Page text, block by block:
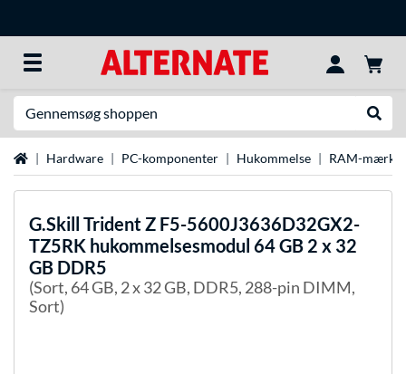
StartsideHardware PC-komponenter Hukommelse RAM-mærker
G.Skill Trident Z F5-5600J3636D32GX2-
TZ5RK hukommelsesmodul 64 GB 2 x 32
GB DDR5
(Sort, 64 GB, 2 x 32 GB, DDR5, 288-pin DIMM,
Sort)